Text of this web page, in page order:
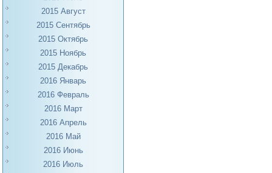
2015 Август
2015 Сентябрь
2015 Октябрь
2015 Ноябрь
2015 Декабрь
2016 Январь
2016 Февраль
2016 Март
2016 Апрель
2016 Май
2016 Июнь
2016 Июль